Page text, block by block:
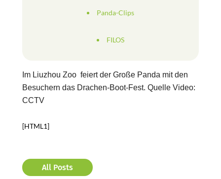
Panda-Clips
FILOS
Im Liuzhou Zoo feiert der Große Panda mit den
Besuchern das Drachen-Boot-Fest. Quelle Video:
CCTV
[HTML1]
All Posts